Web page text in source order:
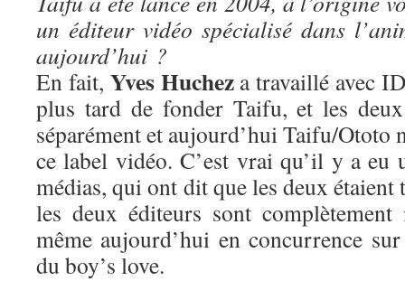
un éditeur vidéo spécialisé dans
aujourd’hui ?
En fait, Yves Hucheza travaillé avec
plus tard de fonder Taifu, et les
séparément et aujourd’hui Taifu/Ototo
ce label vidéo. C’est vrai qu’il y a eu
médias, qui ont dit que les deux
les deux éditeurs sont
même aujourd’hui en concurrence
du boy’s love.